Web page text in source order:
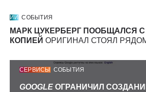
ИИ СОБЫТИЯ
МАРК ЦУКЕРБЕРГ ПООБЩАЛСЯ
КОПИЕЙ ОРИГИНАЛ СТОЯЛ
СЕРВИСЫ СОБЫТИЯ
GOOGLE ОГРАНИЧИЛ